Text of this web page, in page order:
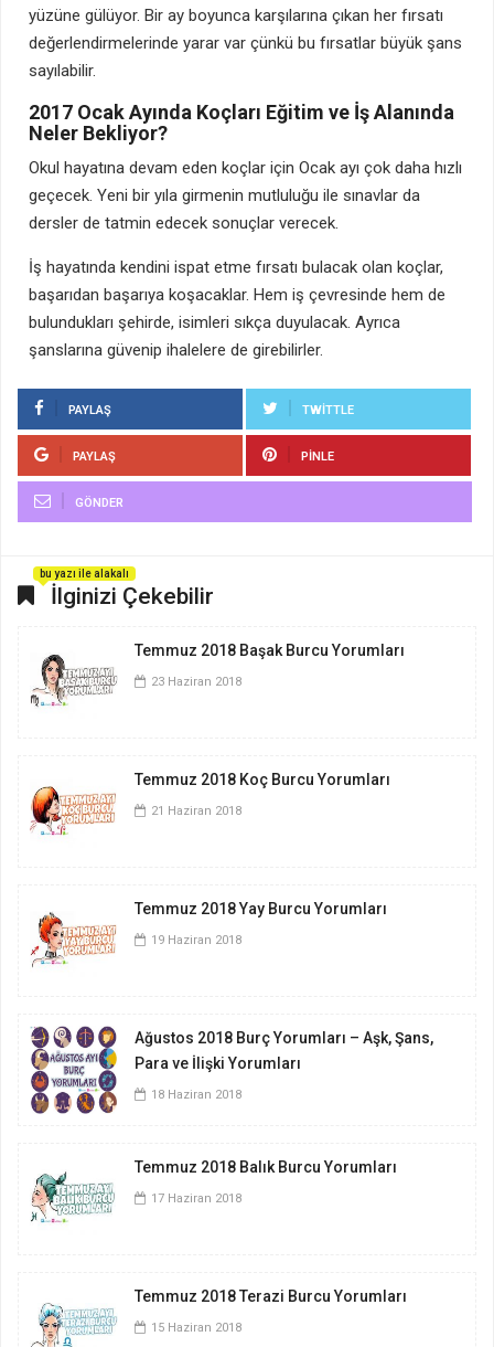
yüzüne gülüyor. Bir ay boyunca karşılarına çıkan her fırsatı
değerlendirmelerinde yarar var çünkü bu fırsatlar büyük şans
sayılabilir.
2017 Ocak Ayında Koçları Eğitim ve İş Alanında
Neler Bekliyor?
Okul hayatına devam eden koçlar için Ocak ayı çok daha hızlı
geçecek. Yeni bir yıla girmenin mutluluğu ile sınavlar da
dersler de tatmin edecek sonuçlar verecek.
İş hayatında kendini ispat etme fırsatı bulacak olan koçlar,
başarıdan başarıya koşacaklar. Hem iş çevresinde hem de
bulundukları şehirde, isimleri sıkça duyulacak. Ayrıca
şanslarına güvenip ihalelere de girebilirler.
PAYLAŞ TWITTLE
PAYLAŞ PINLE
GÖNDER
İlginizi Çekebilir
bu yazı ile alakalı
Temmuz 2018 Başak Burcu Yorumları
23 Haziran 2018
Temmuz 2018 Koç Burcu Yorumları
21 Haziran 2018
Temmuz 2018 Yay Burcu Yorumları
19 Haziran 2018
Ağustos 2018 Burç Yorumları – Aşk, Şans,
Para ve İlişki Yorumları
18 Haziran 2018
Temmuz 2018 Balık Burcu Yorumları
17 Haziran 2018
Temmuz 2018 Terazi Burcu Yorumları
15 Haziran 2018